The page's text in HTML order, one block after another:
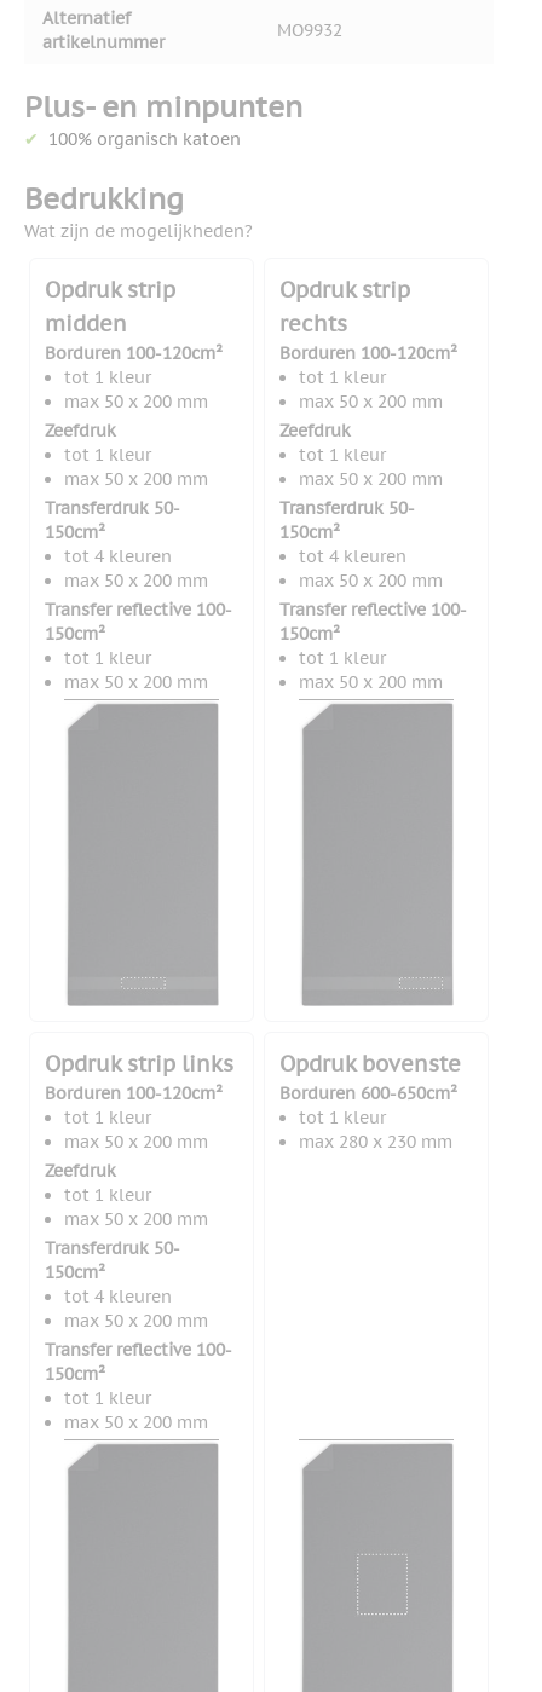
Alternatief
artikelnummer
MO9932
Plus- en minpunten
100% organisch katoen
Bedrukking
Wat zijn de mogelijkheden?
Opdruk strip
midden
Borduren 100-120cm²
tot 1 kleur
max 50 x 200 mm
Zeefdruk
tot 1 kleur
max 50 x 200 mm
Transferdruk 50-
150cm²
tot 4 kleuren
max 50 x 200 mm
Transfer reflective 100-
150cm²
tot 1 kleur
max 50 x 200 mm
Opdruk strip
rechts
Borduren 100-120cm²
tot 1 kleur
max 50 x 200 mm
Zeefdruk
tot 1 kleur
max 50 x 200 mm
Transferdruk 50-
150cm²
tot 4 kleuren
max 50 x 200 mm
Transfer reflective 100-
150cm²
tot 1 kleur
max 50 x 200 mm
Opdruk strip links
Borduren 100-120cm²
tot 1 kleur
max 50 x 200 mm
Zeefdruk
tot 1 kleur
max 50 x 200 mm
Transferdruk 50-
150cm²
tot 4 kleuren
max 50 x 200 mm
Transfer reflective 100-
150cm²
tot 1 kleur
max 50 x 200 mm
Opdruk bovenste
Borduren 600-650cm²
tot 1 kleur
max 280 x 230 mm